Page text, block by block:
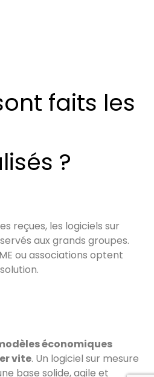
faits les
?
reçues, les logiciels sur
aux grands groupes.
ou associations optent
économiques
vite. Un logiciel sur mesure
base solide, agile et